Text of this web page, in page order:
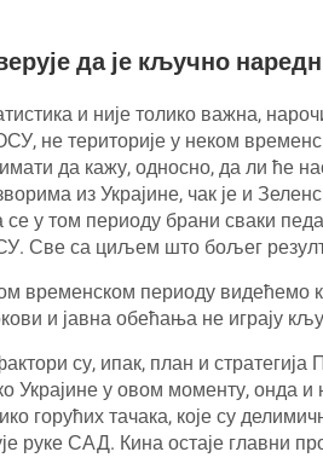
да је кључно
и није толико важна,
не територије у неком
да кажу, односно, да ли ће
из Украјине, чак је и
у том периоду брани сваки
Све са циљем што бољег
временском периоду видећемо
и јавна обећања не играју
су, ипак, план и
Украјине у овом моменту, онда
горућих тачака, које су
руке САД. Кина остаје главни